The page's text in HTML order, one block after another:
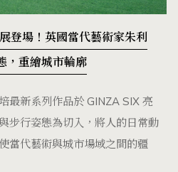
登場！英國當代藝術家朱利
，重繪城市輪廓
最新系列作品於 GINZA SIX 亮
步行姿態為切入，將人的日常動
當代藝術與城市場域之間的疆